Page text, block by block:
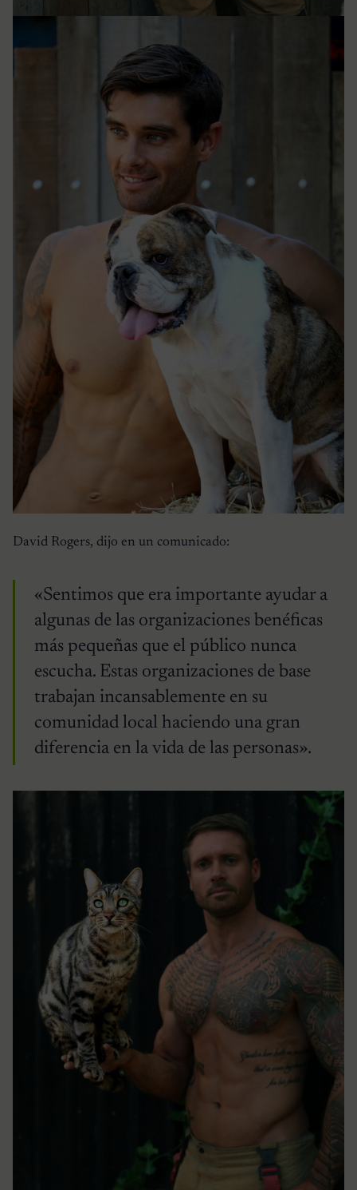
David Rogers, dijo en un comunicado:
«Sentimos que era importante ayudar a
algunas de las organizaciones benéficas
más pequeñas que el público nunca
escucha. Estas organizaciones de base
trabajan incansablemente en su
comunidad local haciendo una gran
diferencia en la vida de las personas».